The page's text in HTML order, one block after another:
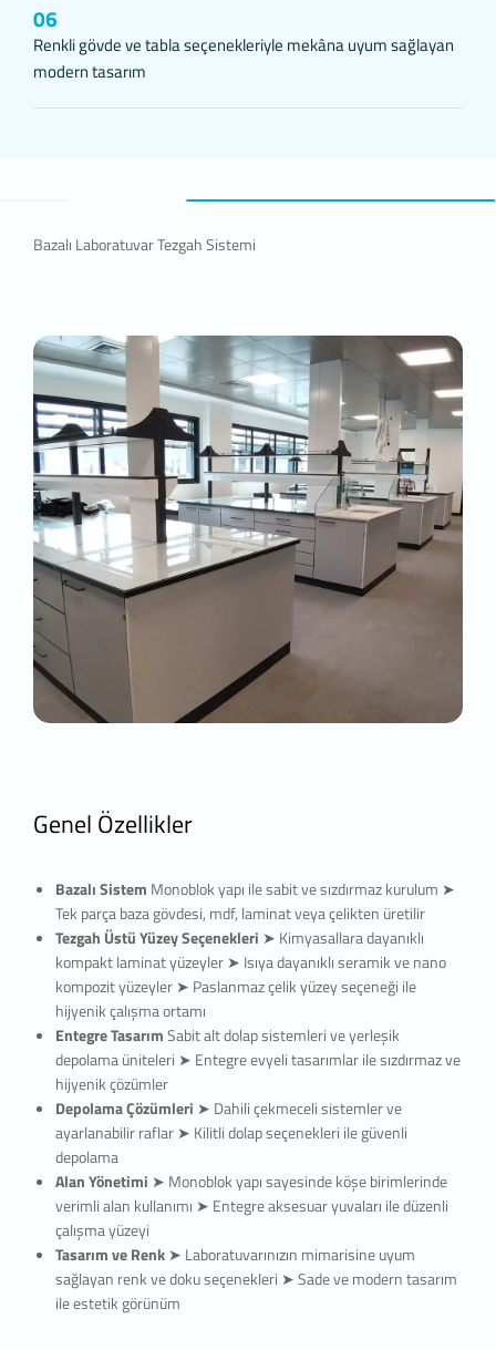
06
Renkli gövde ve tabla seçenekleriyle mekâna uyum sağlayan
modern tasarım
Bazalı Laboratuvar Tezgah Sistemi
Genel Özellikler
Bazalı Sistem Monoblok yapı ile sabit ve sızdırmaz kurulum ➤
Tek parça baza gövdesi, mdf, laminat veya çelikten üretilir
Tezgah Üstü Yüzey Seçenekleri ➤ Kimyasallara dayanıklı
kompakt laminat yüzeyler ➤ Isıya dayanıklı seramik ve nano
kompozit yüzeyler ➤ Paslanmaz çelik yüzey seçeneği ile
hijyenik çalışma ortamı
Entegre TasarımSabit alt dolap sistemleri ve yerleşik
depolama üniteleri ➤ Entegre evyeli tasarımlar ile sızdırmaz ve
hijyenik çözümler
Depolama Çözümleri ➤ Dahili çekmeceli sistemler ve
ayarlanabilir raflar ➤ Kilitli dolap seçenekleri ile güvenli
depolama
Alan Yönetimi ➤ Monoblok yapı sayesinde köşe birimlerinde
verimli alan kullanımı ➤ Entegre aksesuar yuvaları ile düzenli
çalışma yüzeyi
Tasarım ve Renk ➤ Laboratuvarınızın mimarisine uyum
sağlayan renk ve doku seçenekleri ➤ Sade ve modern tasarım
ile estetik görünüm
Çerezlerin kullanımına ilişkin
Çerezleri devre dışı bırakır veya
çalışmayabilir. Tarayıcınızın ayarlarını
(www.deltalab.com) yayımlanır ve
Delta Laboratuvar Tezgah Sistemleri
Ayazma Cad. No:36 Papirus Plaza
info@deltalab.com.trWeb Adresi: